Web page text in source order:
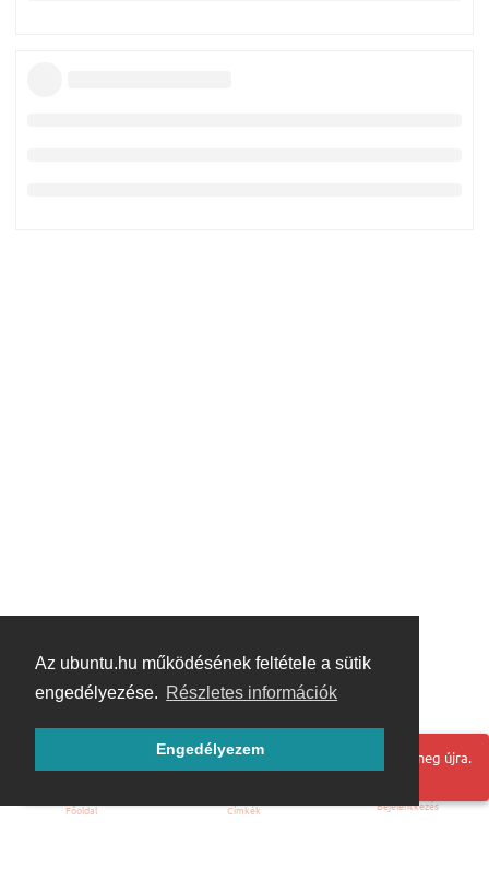
Az ubuntu.hu működésének feltétele a sütik
engedélyezése. Részletes információk
Engedélyezem
Hoppá! Valami hiba történt. Frissítse az oldalt és próbálja meg újra.
Főoldal Címkék Bejelentkezés